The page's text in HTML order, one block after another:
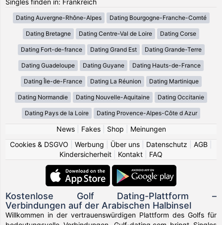
Dating Auvergne-Rhône-Alpes Dating Bourgogne-Franche-Comté
Dating Bretagne Dating Centre-Val de Loire Dating Corse
Dating Fort-de-france Dating Grand Est Dating Grande-Terre
Dating Guadeloupe Dating Guyane Dating Hauts-de-France
Dating Île-de-France Dating La Réunion Dating Martinique
Dating Normandie Dating Nouvelle-Aquitaine Dating Occitanie
Dating Pays de la Loire Dating Provence-Alpes-Côte d Azur
News| Fakes| Shop
Meinungen
Cookies & DSGVO
Werbung Über uns Datenschutz AGB
Kindersicherheit
Kontakt FAQ
Kostenlose Golf Dating-Plattform –
Verbindungen auf der Arabischen Halbinsel
Willkommen in der vertrauenswürdigen Plattform des Golfs für